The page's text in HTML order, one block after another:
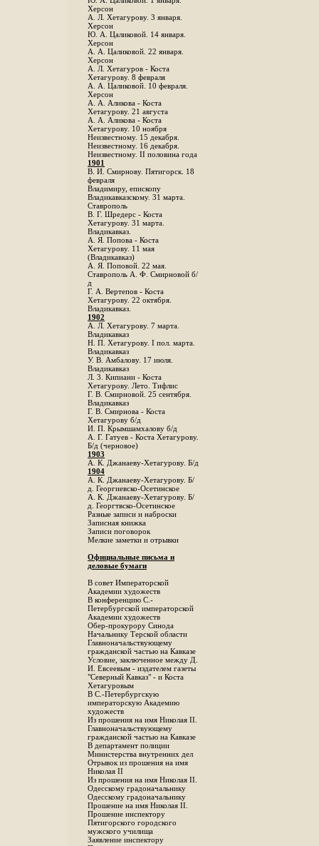
Херсон
А. Л. Хетагурову. 3 января.
Херсон
Ю. А. Цаликовой. 14 января.
Херсон
А. А. Цаликовой. 22 января.
Херсон
А. Л. Хетагуров - Коста
Хетагурову. 8 февраля
А. А. Цаликовой. 10 февраля.
Херсон
А. А. Аликова - Коста
Хетагурову. 21 августа
А. А. Аликова - Коста
Хетагурову. 10 ноября
Неизвестному. 15 декабря.
Неизвестному. 16 декабря.
Неизвестному. II половина года
1901
В. И. Смирнову. Пятигорск. 18
февраля
Владимиру, епископу
Владикавказскому. 31 марта.
Ставрополь
В. Г. Шредерс - Коста
Хетагурову. 31 марта.
Владикавказ.
А. Я. Попова - Коста
Хетагурову. 11 мая
(Владикавказ)
А. Я. Поповой. 22 мая.
Ставрополь А. Ф. Смирновой б/
д
Г. А. Вертепов - Коста
Хетагурову. 22 октября.
Владикавказ.
1902
А. Л. Хетагурову. 7 марта.
Владикавказ
Н. П. Хетагурову. I пол. марта.
Владикавказ
У. В. Амбалову. 17 июля.
Владикавказ
Л. 3. Кипиани - Коста
Хетагурову. Лето. Тифлис
Г. В. Смирновой. 25 сентября.
Владикавказ
Г. В. Смирнова - Коста
Хетагурову б/д
И. П. Крымшамхалову б/д
А. Г. Гатуев - Коста Хетагурову.
Б/д (черновое)
1903
А. К. Джанаеву-Хетагурову. Б/д
1904
А. К. Джанаеву-Хетагурову. Б/
д. Георгиевско-Осетинское
А. К. Джанаеву-Хетагурову. Б/
д. Георгтвско-Осетинское
Разные записи и наброски
Записная книжка
Записи поговорок
Мелкие заметки и отрывки
Официальные письма и
деловые бумаги
В совет Императорской
Академии художеств
В конференцию С.-
Петербургской императорской
Академии художеств
Обер-прокурору Синода
Начальнику Терской области
Главноначальствующему
гражданской частью на Кавказе
Условие, заключенное между Д.
И. Евсеевым - издателем газеты
"Северный Кавказ" - и Коста
Хетагуровым
В С.-Петербургскую
императорскую Академию
художеств
Из прошения на имя Николая II.
Главноначальствующему
гражданской частью на Кавказе
В департамент полиции
Министерства внутренних дел
Отрывок из прошения на имя
Николая II
Из прошения на имя Николая II.
Одесскому градоначальнику
Одесскому градоначальнику
Прошение на имя Николая II.
Прошение инспектору
Пятигорского городского
мужского училища
Заявление инспектору